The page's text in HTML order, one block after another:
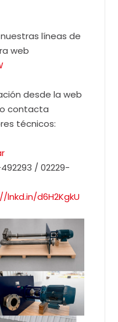
líneas de
web
desde la web
o contacta
técnicos:
/ 02229-
lnkd.in/d6H2KgkU